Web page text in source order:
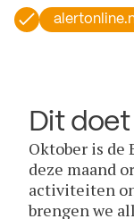
Dit
Oktober is de
deze maand
activiteiten
brengen we